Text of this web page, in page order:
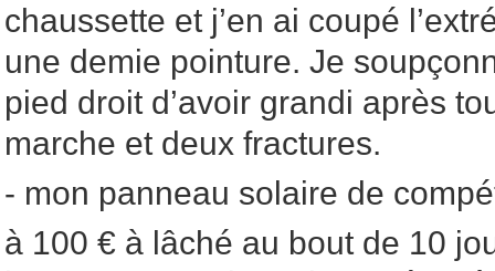
chaussette et j’en ai coupé
une demie pointure. Je
pied droit d’avoir grandi après
marche et deux fractures.
- mon panneau solaire de
à 100 € à lâché au bout de 10